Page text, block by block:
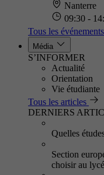
Nanterre
09:30 -
Tous les événements
Média
S’INFORMER
Actualité
Orientation
Vie étudiante
Tous les articles
DERNIERS
Quelles
Section
choisir au